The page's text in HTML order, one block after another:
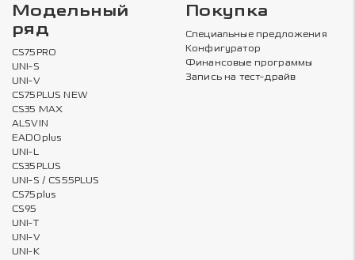
Модельный
ряд
CS75PRO
UNI-S
UNI-V
CS75PLUS NEW
CS35 MAX
ALSVIN
EADOplus
UNI-L
CS35PLUS
UNI-S / CS55PLUS
CS75plus
CS95
UNI-T
UNI-V
UNI-K
Покупка
Специальные предложения
Конфигуратор
Финансовые программы
Запись на тест-драйв